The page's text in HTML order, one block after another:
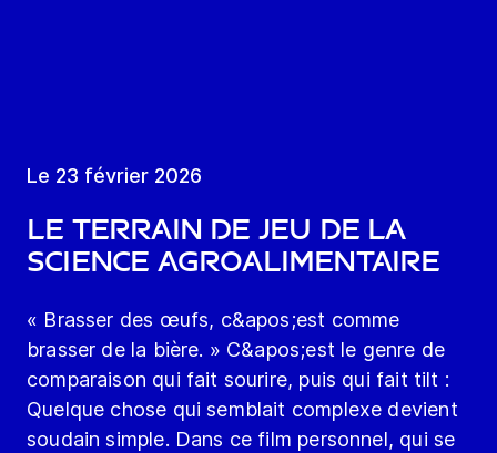
Le 23 février 2026
Le terrain de jeu de la
science agroalimentaire
« Brasser des œufs, c&apos;est comme
brasser de la bière. » C&apos;est le genre de
comparaison qui fait sourire, puis qui fait tilt :
Quelque chose qui semblait complexe devient
soudain simple. Dans ce film personnel, qui se